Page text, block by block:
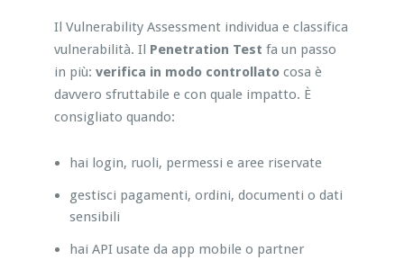
Il Vulnerability Assessment individua e classifica
vulnerabilità. Il Penetration Test fa un passo
in più: verifica in modo controllatocosa è
davvero sfruttabile e con quale impatto. È
consigliato quando:
hai login, ruoli, permessi e aree riservate
gestisci pagamenti, ordini, documenti o dati
sensibili
hai API usate da app mobile o partner